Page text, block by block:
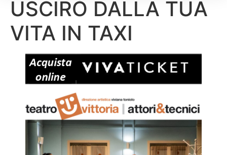
USCIRÒ DALLA TUA
VITA IN TAXI